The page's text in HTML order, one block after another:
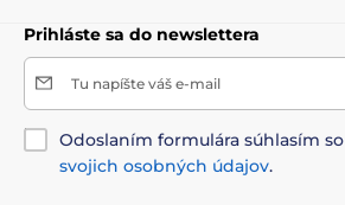
Prihláste sa do newslettera
Tu napíšte váš e-mail
Odoslaním formulára súhlasím so
svojich osobných údajov.